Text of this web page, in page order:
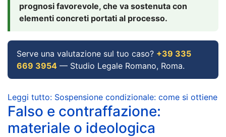
prognosi favorevole, che va sostenuta con
elementi concreti portati al processo.
Serve una valutazione sul tuo caso? +39 335
669 3954 — Studio Legale Romano, Roma.
Leggi tutto: Sospensione condizionale: come si ottiene
Falso e contraffazione:
materiale o ideologica